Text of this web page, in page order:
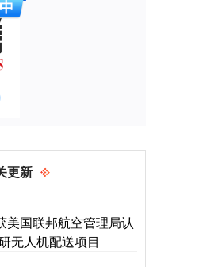
更新
美国联邦航空管理局认
无人机配送项目